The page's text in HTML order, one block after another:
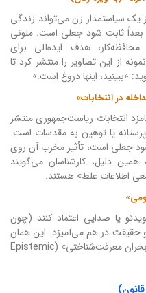
یک سیاستمدار زن می‌تواند زندگی
بعداً ثابت شود جعلی است. ملونی
هدف ایده‌آلی برای
از این تصاویر را منتشر کرد تا
«ببینید، اینها دروغ است.»
در انتخابات»
انتخابات ریاست‌جمهوری منتشر
یا توهین به مقدسات است.
جعلی است، تأثیر مخرب آن روی
دلیل، کارشناسان می‌گویند
اطلاعات غلط» هستند.
یا صدایی اعتماد کنند (چون
در هم می‌آمیزد. این همان
چیزی است که فیلسوفان آن را «بحران معرفت‌شناختی» (Epistemic